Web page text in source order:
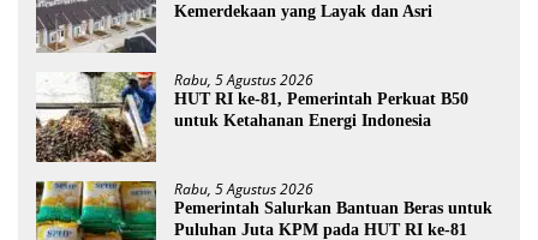
Kemerdekaan yang Layak dan Asri
Rabu, 5 Agustus 2026
HUT RI ke-81, Pemerintah Perkuat B50
untuk Ketahanan Energi Indonesia
Rabu, 5 Agustus 2026
Pemerintah Salurkan Bantuan Beras untuk
Puluhan Juta KPM pada HUT RI ke-81